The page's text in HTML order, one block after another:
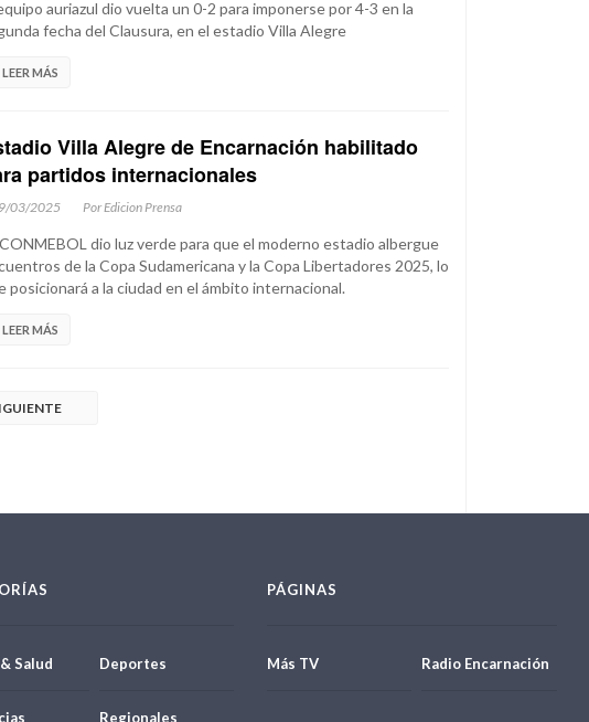
auriazul dio vuelta un 0-2 para imponerse por 4-3 en la
fecha del Clausura, en el estadio Villa Alegre
LEER MÁS
Villa Alegre de Encarnación habilitado
partidos internacionales
03/2025 Por Edicion Prensa
dio luz verde para que el moderno estadio albergue
de la Copa Sudamericana y la Copa Libertadores 2025, lo
posicionará a la ciudad en el ámbito internacional.
LEER MÁS
Salud Deportes
Regionales
PÁGINAS
Más TV Radio Encarnación